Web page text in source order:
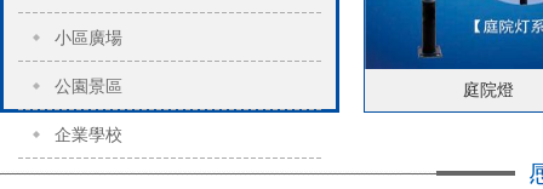
小區廣場
公園景區
企業學校
庭院燈